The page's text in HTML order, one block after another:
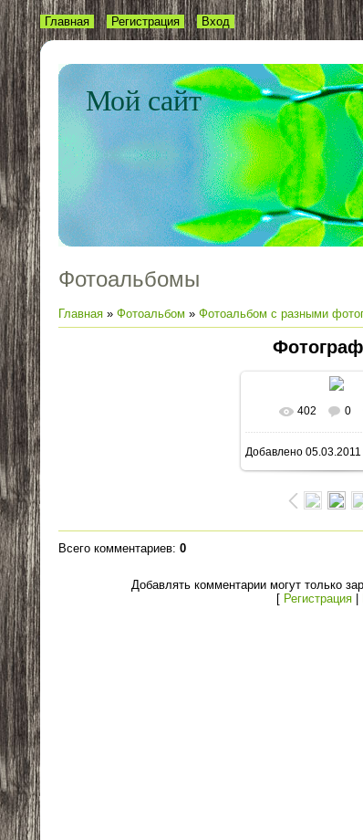
Мой сайт
Главная Регистрация Вход
Фотоальбомы
Главная » Фотоальбом » Фотоальбом с разными
402 0
Добавлено 05.03.2011
Всего комментариев: 0
Добавлять комментарии могут только
[ Регистрация|